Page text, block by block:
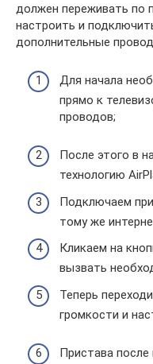
должен переживать по
настроить и
дополнительные
Для начала
прямо к
проводов;
После этого в
технологию
Подключаем
тому же
Кликаем на
вызвать
Теперь
громкости и
Пристава после